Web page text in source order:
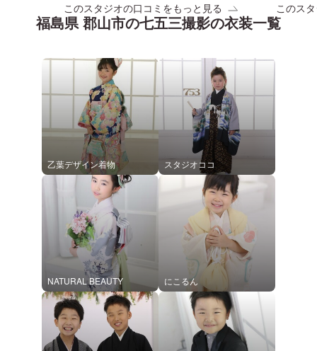
このスタジオの口コミをもっと見る このス
福島県 郡山市の七五三撮影の衣装一覧
乙葉デザイン着物 スタジオココ
NATURAL BEAUTY にこるん